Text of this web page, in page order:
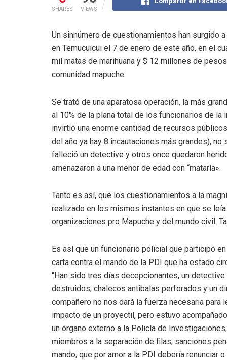
SHARES VIEWS
Un sinnúmero de cuestionamientos han surgido
en Temucuicui el 7 de enero de este año, en el
mil matas de marihuana y $ 12 millones de
comunidad mapuche.
Se trató de una aparatosa operación, la más
al 10% de la plana total de los funcionarios de
invirtió una enorme cantidad de recursos
del año ya hay 8 incautaciones más grandes),
falleció un detective y otros once quedaron
amenazaron a una menor de edad con “matarla».
Tanto es así, que los cuestionamientos a la
realizado en los mismos instantes en que se
organizaciones pro Mapuche y del mundo civil.
Es así que un funcionario policial que participó
carta contra el mando de la PDI que ha estado
“Han sido tres días decepcionantes, un
destruidos, chalecos antibalas perforados y un
compañero no nos dará la fuerza necesaria
impacto de un proyectil, pero estuvo
un órgano externo a la Policía de
miembros a la separación de filas, sanciones
mando, que por amor a la PDI debería renunciar